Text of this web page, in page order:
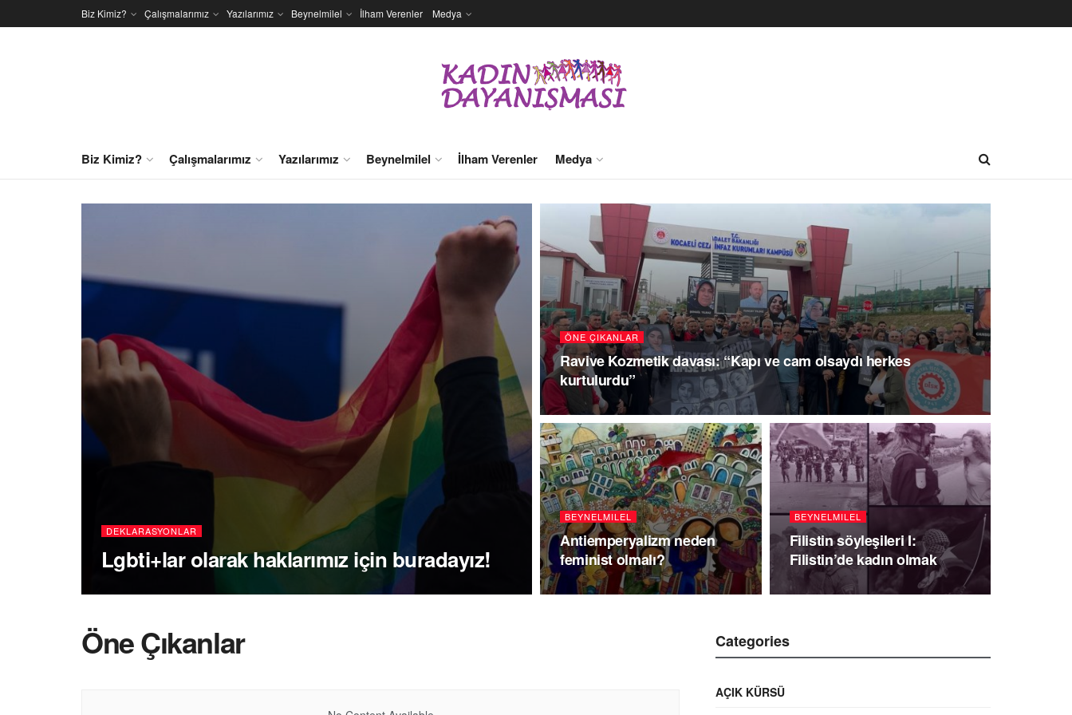
Biz Kimiz? Çalışmalarımız Yazılarımız Beynelmilel İlham Verenler Medya
Biz Kimiz? Çalışmalarımız Yazılarımız Beynelmilel İlham Verenler Medya
DEKLARASYONLAR
Lgbti+lar olarak haklarımız için buradayız!
ÖNE ÇIKANLAR
Ravive Kozmetik davası: “Kapı ve cam olsaydı herkes
kurtulurdu”
BEYNELMILEL
Antiemperyalizm neden
feminist olmalı?
BEYNELMILEL
Filistin söyleşileri I:
Filistin’de kadın olmak
Öne Çıkanlar Categories
AÇIK KÜRSÜ